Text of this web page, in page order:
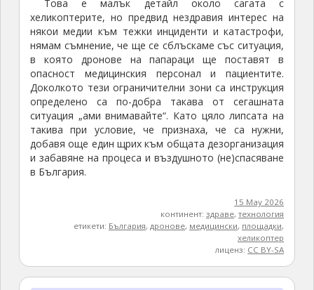
Това е малък детайл около сагата с
хеликоптерите, но предвид нездравия интерес на
някои медии към тежки инциденти и катастрофи,
нямам съмнение, че ще се сблъскаме със ситуация,
в която дронове на папараци ще поставят в
опасност медицинския персонал и пациентите.
Доколкото тези ограничителни зони са инструкция
определено са по-добра такава от сегашната
ситуация „ами внимавайте“. Като цяло липсата на
такива при условие, че признаха, че са нужни,
добавя още един щрих към общата дезорганизация
и забавяне на процеса и въздушното (не)спасяване
в България.
15 May 2026
континент:здраве,технология
етикети: България,дронове, медицински, площадки,
хеликоптер
лиценз: CC BY-SA